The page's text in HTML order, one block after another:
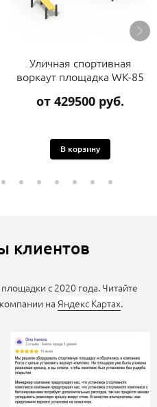
Уличная спортивная
воркаут площадка WK-85
от 429500 руб.
В корзину
клиентов
с 2020 года. Читайте
наЯндекс Картах.